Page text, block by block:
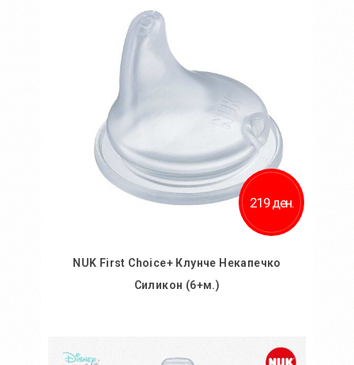
Додај во желби
Додај за споредба
219 ден.
NUK First Choice+ Клунче Некапечко
Силикон (6+м.)